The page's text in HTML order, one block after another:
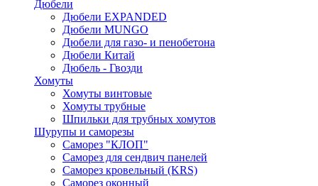
Дюбели
Дюбели EXPANDED
Дюбели MUNGO
Дюбели для газо- и пенобетона
Дюбели Китай
Дюбель - Гвозди
Хомуты
Хомуты винтовые
Хомуты трубные
Шпильки для трубных хомутов
Шурупы и саморезы
Саморез "КЛОП"
Саморез для сендвич панелей
Саморез кровельный (KRS)
Саморез оконный